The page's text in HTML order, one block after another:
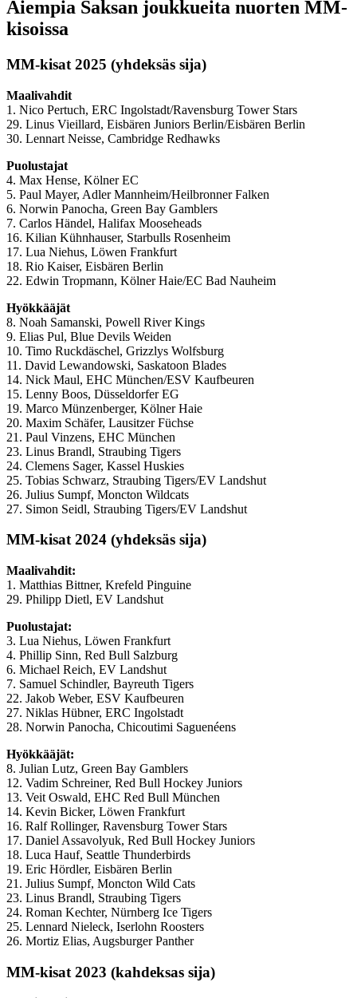
Aiempia Saksan joukkueita nuorten MM-
kisoissa
MM-kisat 2025 (yhdeksäs sija)
Maalivahdit
1. Nico Pertuch, ERC Ingolstadt/Ravensburg Tower Stars
29. Linus Vieillard, Eisbären Juniors Berlin/Eisbären Berlin
30. Lennart Neisse, Cambridge Redhawks
Puolustajat
4. Max Hense, Kölner EC
5. Paul Mayer, Adler Mannheim/Heilbronner Falken
6. Norwin Panocha, Green Bay Gamblers
7. Carlos Händel, Halifax Mooseheads
16. Kilian Kühnhauser, Starbulls Rosenheim
17. Lua Niehus, Löwen Frankfurt
18. Rio Kaiser, Eisbären Berlin
22. Edwin Tropmann, Kölner Haie/EC Bad Nauheim
Hyökkääjät
8. Noah Samanski, Powell River Kings
9. Elias Pul, Blue Devils Weiden
10. Timo Ruckdäschel, Grizzlys Wolfsburg
11. David Lewandowski, Saskatoon Blades
14. Nick Maul, EHC München/ESV Kaufbeuren
15. Lenny Boos, Düsseldorfer EG
19. Marco Münzenberger, Kölner Haie
20. Maxim Schäfer, Lausitzer Füchse
21. Paul Vinzens, EHC München
23. Linus Brandl, Straubing Tigers
24. Clemens Sager, Kassel Huskies
25. Tobias Schwarz, Straubing Tigers/EV Landshut
26. Julius Sumpf, Moncton Wildcats
27. Simon Seidl, Straubing Tigers/EV Landshut
MM-kisat 2024 (yhdeksäs sija)
Maalivahdit:
1. Matthias Bittner, Krefeld Pinguine
29. Philipp Dietl, EV Landshut
Puolustajat:
3. Lua Niehus, Löwen Frankfurt
4. Phillip Sinn, Red Bull Salzburg
6. Michael Reich, EV Landshut
7. Samuel Schindler, Bayreuth Tigers
22. Jakob Weber, ESV Kaufbeuren
27. Niklas Hübner, ERC Ingolstadt
28. Norwin Panocha, Chicoutimi Saguenéens
Hyökkääjät:
8. Julian Lutz, Green Bay Gamblers
12. Vadim Schreiner, Red Bull Hockey Juniors
13. Veit Oswald, EHC Red Bull München
14. Kevin Bicker, Löwen Frankfurt
16. Ralf Rollinger, Ravensburg Tower Stars
17. Daniel Assavolyuk, Red Bull Hockey Juniors
18. Luca Hauf, Seattle Thunderbirds
19. Eric Hördler, Eisbären Berlin
21. Julius Sumpf, Moncton Wild Cats
23. Linus Brandl, Straubing Tigers
24. Roman Kechter, Nürnberg Ice Tigers
25. Lennard Nieleck, Iserlohn Roosters
26. Mortiz Elias, Augsburger Panther
MM-kisat 2023 (kahdeksas sija)